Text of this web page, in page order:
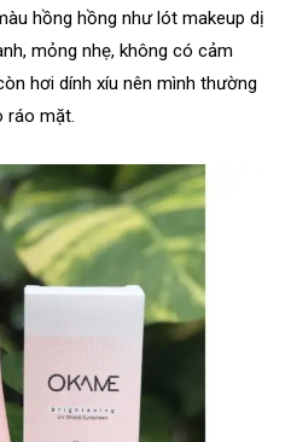
hồng hồng như lót makeup dị
mỏng nhẹ, không có cảm
hơi dính xíu nên mình thường
ráo mặt.